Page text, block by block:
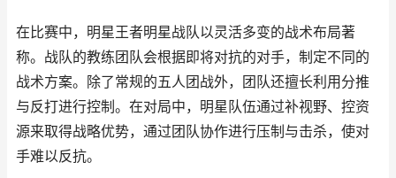
在比赛中，明星王者明星战队以灵活多变的战术布局著
称。战队的教练团队会根据即将对抗的对手，制定不同的
战术方案。除了常规的五人团战外，团队还擅长利用分推
与反打进行控制。在对局中，明星队伍通过补视野、控资
源来取得战略优势，通过团队协作进行压制与击杀，使对
手难以反抗。